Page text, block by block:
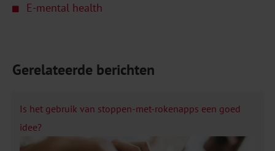
E-mental health
Gerelateerde berichten
Is het gebruik van stoppen-met-rokenapps een goed
idee?